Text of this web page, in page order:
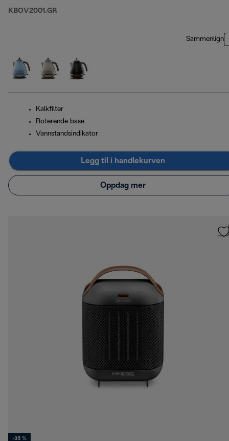
KBOV2001.GR
Sammenlign
Kalkfilter
Roterende base
Vannstandsindikator
Legg til i handlekurven
Oppdag mer
-35 %